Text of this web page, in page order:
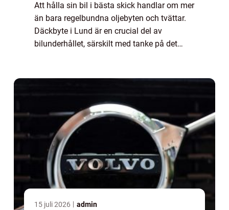
Att hålla sin bil i bästa skick handlar om mer
än bara regelbundna oljebyten och tvättar.
Däckbyte i Lund är en crucial del av
bilunderhållet, särskilt med tanke på det
15 juli 2026 admin